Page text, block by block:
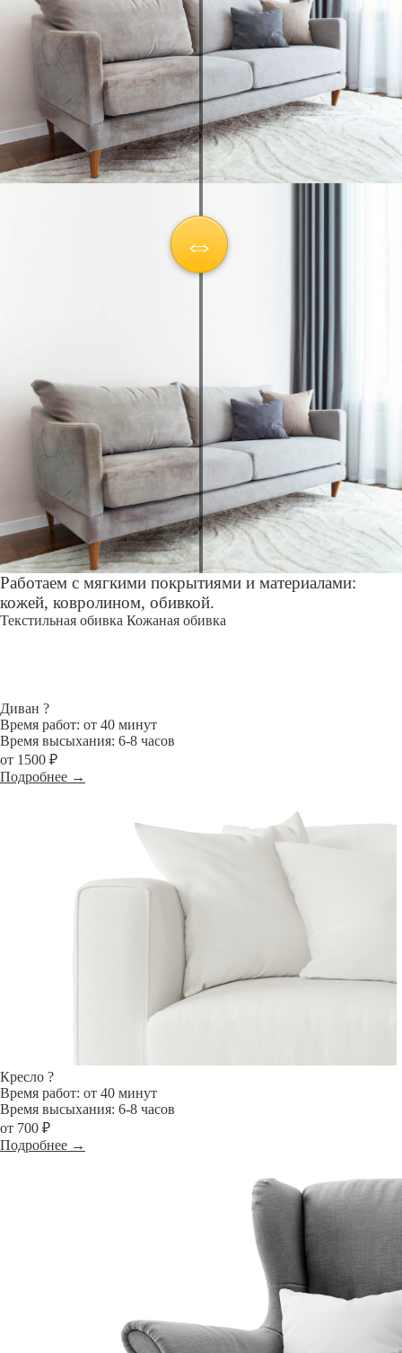
Работаем с мягкими покрытиями и материалами:
кожей, ковролином, обивкой.
Текстильная обивка Кожаная обивка
Диван ?
Время работ: от 40 минут
Время высыхания: 6-8 часов
от 1500 ₽
Подробнее →
Кресло ?
Время работ: от 40 минут
Время высыхания: 6-8 часов
от 700 ₽
Подробнее →